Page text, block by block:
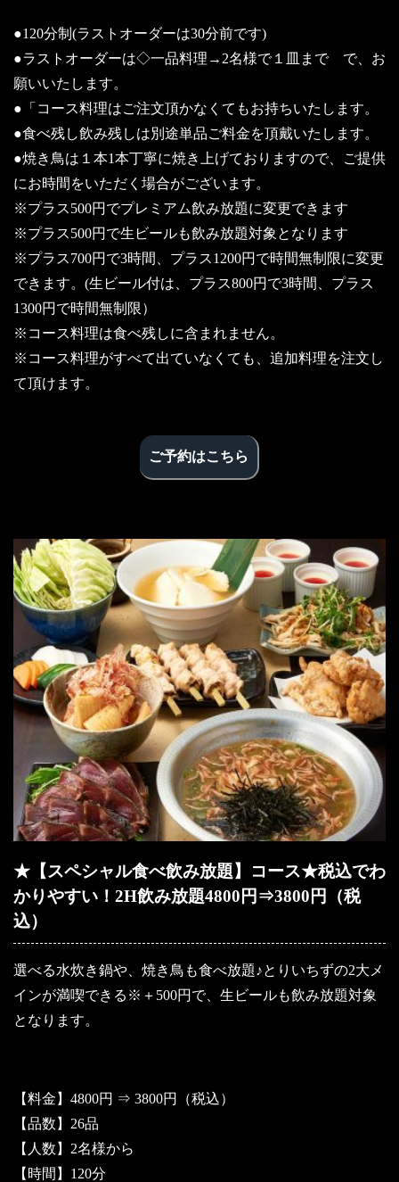
●120分制(ラストオーダーは30分前です)
●ラストオーダーは◇一品料理→2名様で１皿まで で、お
願いいたします。
●「コース料理はご注文頂かなくてもお持ちいたします。
●食べ残し飲み残しは別途単品ご料金を頂戴いたします。
●焼き鳥は１本1本丁寧に焼き上げておりますので、ご提供
にお時間をいただく場合がございます。
※プラス500円でプレミアム飲み放題に変更できます
※プラス500円で生ビールも飲み放題対象となります
※プラス700円で3時間、プラス1200円で時間無制限に変更
できます。(生ビール付は、プラス800円で3時間、プラス
1300円で時間無制限）
※コース料理は食べ残しに含まれません。
※コース料理がすべて出ていなくても、追加料理を注文し
て頂けます。
ご予約はこちら
★【スペシャル食べ飲み放題】コース★税込でわ
かりやすい！2H飲み放題4800円⇒3800円（税
込）
選べる水炊き鍋や、焼き鳥も食べ放題♪とりいちずの2大メ
インが満喫できる※＋500円で、生ビールも飲み放題対象
となります。
【料金】4800円 ⇒ 3800円（税込）
【品数】26品
【人数】2名様から
【時間】120分